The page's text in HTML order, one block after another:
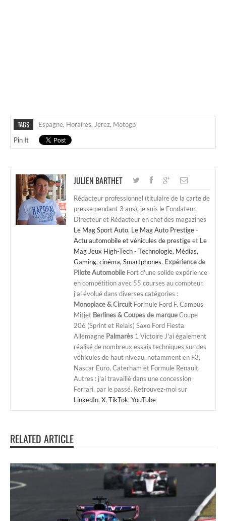
TAGS Espagne, Horaires, Jerez, Motogp
Pin It
JULIEN BARTHET
Rédacteur professionnel (titulaire de la carte de
presse pendant 3 ans), je suis le Fondateur,
Directeur et Rédacteur en chef des magazines
Le Mag Sport Auto, Le Mag Auto Prestige -
Actu automobile et véhicules de prestigeet Le
Mag Jeux High-Tech - Technologie, Médias,
Gaming, cinéma, Smartphones. Expérience de
Pilote Automobile Fort d'une solide expérience
en compétition avec 55 courses au compteur,
j'ai évolué dans diverses catégories :
Monoplace & Circuit Formule Ford F. Campus
Mitjet Berlines & Coupes de marqueCoupe
206 (Sprint et Relais) Saxo Ford Fiesta
Allemagne Palmarès 1 Victoire J'ai également
réalisé de nombreux essais techniques sur des
véhicules de haut niveau, notamment en F3,
Nascar Euro, Caterham et Formule Renault.
Autres : j'ai travaillé dans une concession
Ferrari, par le passé. Retrouvez-moi sur
LinkedIn, X, TikTok, YouTube
RELATED ARTICLE